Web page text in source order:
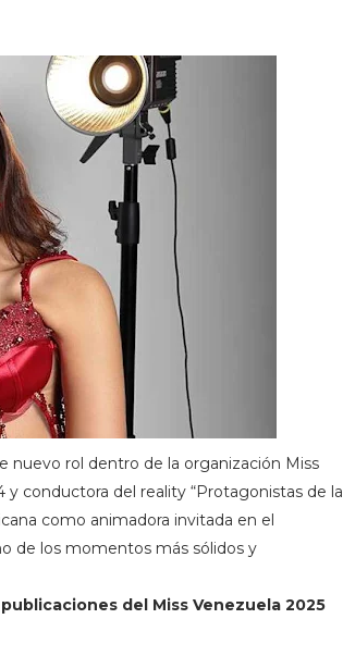
nuevo rol dentro de la organización Miss
conductora del reality “Protagonistas de la
como animadora invitada en el
de los momentos más sólidos y
del Miss Venezuela 2025